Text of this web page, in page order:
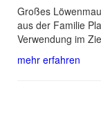
Großes
aus der Familie
Verwendung im
mehr erfahren